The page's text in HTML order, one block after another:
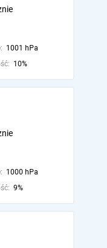
1001 hPa
10%
1000 hPa
9%